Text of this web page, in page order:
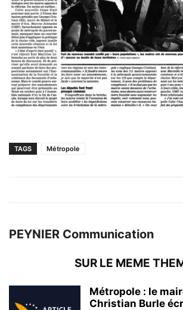
TAGS Métropole
PEYNIER Communication
SUR LE MEME
Métropole : le
Christian Burle